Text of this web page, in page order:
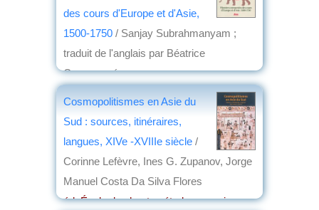
des cours d'Europe et d'Asie,
1500-1750 / Sanjay Subrahmanyam ;
traduit de l'anglais par Béatrice
Commengé
Cosmopolitismes en Asie du
Sud : sources, itinéraires,
langues, XIVe -XVIIIe siècle /
Corinne Lefèvre, Ines G. Zupanov, Jorge
Manuel Costa Da Silva Flores
éd. École des hautes études en sciences